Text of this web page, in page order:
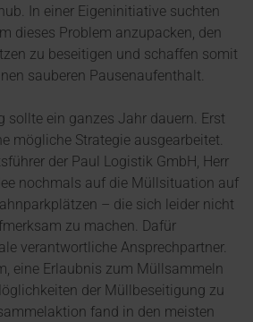
In einer Eigeninitiative suchten
dieses Problem anzupacken, den
zu beseitigen und schaffen somit
sauberen Pausenaufenthalt.
sollte ein ganzes Jahr dauern. Erst
mögliche Strategie ausgearbeitet.
der Paul Logistik GmbH, Herr
nochmals auf die Müllsituation auf
– die sich leider nicht
zu machen. Dafür
verantwortliche Ansprechpartner.
eine Erlaubnis zum Müllsammeln
der Müllbeseitigung zu
fand in den meisten